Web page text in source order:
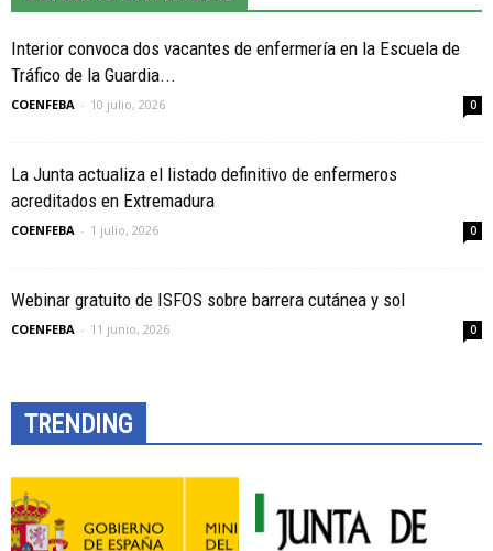
Interior convoca dos vacantes de enfermería en la Escuela de
Tráfico de la Guardia...
COENFEBA - 10 julio, 2026 0
La Junta actualiza el listado definitivo de enfermeros
acreditados en Extremadura
COENFEBA - 1 julio, 2026 0
Webinar gratuito de ISFOS sobre barrera cutánea y sol
COENFEBA - 11 junio, 2026 0
TRENDING